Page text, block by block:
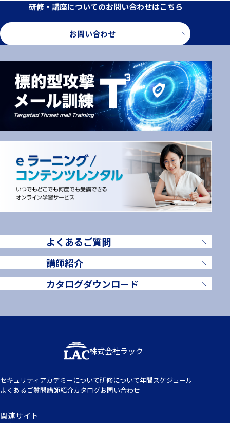
研修・講座についてのお問い合わせはこちら
お問い合わせ
よくあるご質問
講師紹介
カタログダウンロード
株式会社ラック
セキュリティアカデミーについて研修について年間スケジュール
よくあるご質問講師紹介カタログお問い合わせ
関連サイト